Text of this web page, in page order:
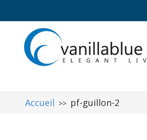
Accueil >> pf-guillon-2